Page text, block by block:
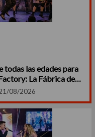
todas las edades para
La Fábrica de
08/2026